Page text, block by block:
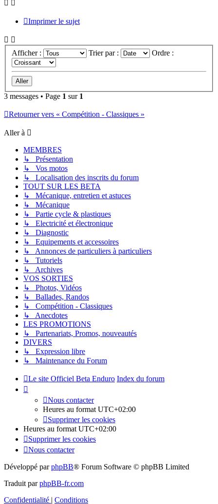
Imprimer le sujet
Afficher : Trier par : Ordre :
3 messages • Page 1 sur 1
Retourner vers « Compétition - Classiques »
Aller à
MEMBRES
↳ Présentation
↳ Vos motos
↳ Localisation des inscrits du forum
TOUT SUR LES BETA
↳ Mécanique, entretien et astuces
↳ Mécanique
↳ Partie cycle & plastiques
↳ Electricité et électronique
↳ Diagnostic
↳ Equipements et accessoires
↳ Annonces de particuliers à particuliers
↳ Tutoriels
↳ Archives
VOS SORTIES
↳ Photos, Vidéos
↳ Ballades, Randos
↳ Compétition - Classiques
↳ Anecdotes
LES PROMOTIONS
↳ Partenariats, Promos, nouveautés
DIVERS
↳ Expression libre
↳ Maintenance du Forum
Le site Officiel Beta Enduro Index du forum
Nous contacter
Heures au format UTC+02:00
Supprimer les cookies
Heures au format UTC+02:00
Supprimer les cookies
Nous contacter
Développé parphpBB® Forum Software © phpBB Limited
Traduit parphpBB-fr.com
Confidentialité | Conditions